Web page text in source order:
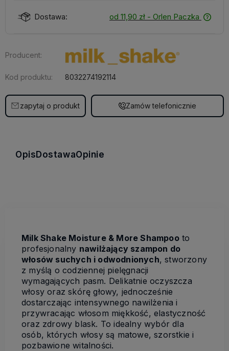
Dostawa: od 11,90 zł - Orlen Paczka
Producent:
Kod produktu: 8032274192114
zapytaj o produkt Zamów telefonicznie
OpisDostawaOpinie
Milk Shake Moisture & More Shampooto
profesjonalny nawilżający szampon do
włosów suchych i odwodnionych, stworzony
z myślą o codziennej pielęgnacji
wymagających pasm. Delikatnie oczyszcza
włosy oraz skórę głowy, jednocześnie
dostarczając intensywnego nawilżenia i
przywracając włosom miękkość, elastyczność
oraz zdrowy blask. To idealny wybór dla
osób, których włosy są matowe, szorstkie i
pozbawione witalności.